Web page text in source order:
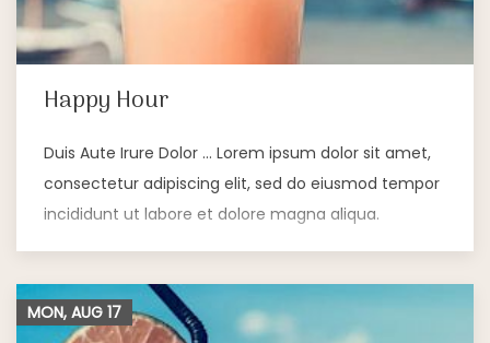
Happy Hour
Duis Aute Irure Dolor … Lorem ipsum dolor sit amet,
consectetur adipiscing elit, sed do eiusmod tempor
incididunt ut labore et dolore magna aliqua.
MON, AUG 17